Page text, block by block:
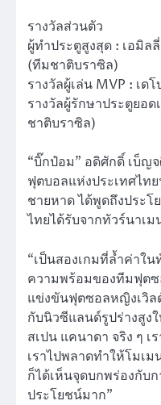
รางวัลส่วนตัว
ผู้ทำประตูสูงสุด : เอมิล
(ทีมชาติบราซิล)
รางวัลผู้เล่น MVP : เ
รางวัลผู้รักษาประตูยอด
ชาติบราซิล)
“บิ๊กป๋อม” อดิศักดิ์ เบ็ญ
ฟุตบอลแห่งประเทศไท
ชายหาด ได้พูดถึงประ
ไทยได้รับจากทัวร์นาเม
“เป็นสองเกมที่ล้ำค่าใ
ความพร้อมของทีมฟุต
แข่งขันฟุตซอลหญิงเวิล
กับนิวซีแลนด์รูปร่างสูง
สเปน แคนาดา จริง ๆ
เราไปพลาดทำให้โมเม
ก็ได้เห็นจุดบกพร่องกับ
ประโยชน์มาก”